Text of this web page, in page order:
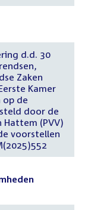
d.d. 30
Zaken
Kamer
op de
door de
Hattem (PVV)
voorstellen